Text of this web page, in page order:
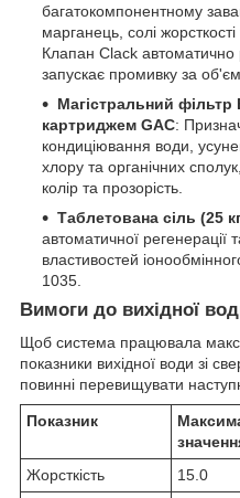
багатокомпонентному
марганець, солі жорсткості
Клапан Clack автоматично
запускає промивку за
Магістральний фільтр
картриджем GAC:
кондиціювання води,
хлору та органічних
колір та прозорість.
Таблетована сіль (25
автоматичної регенерації
властивостей
1035.
Вимоги до вихідної
Щоб система працювала
показники вихідної води зі
повинні перевищувати
Показник
Жорсткість 15.0